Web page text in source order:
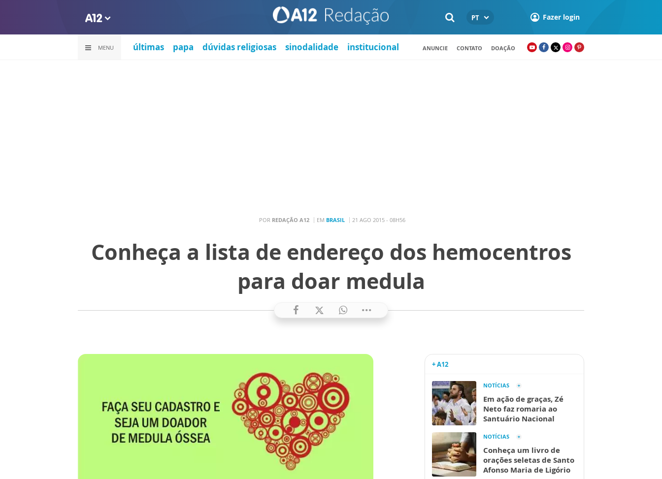
PT Fazer login
MENU últimas papa dúvidas religiosas sinodalidade institucional ANUNCIE CONTATO DOAÇÃO
POR REDAÇÃO A12 EM BRASIL 21 AGO 2015 - 08H56
Conheça a lista de endereço dos hemocentros
para doar medula
+ A12
NOTÍCIAS
Em ação de graças, Zé
Neto faz romaria ao
Santuário Nacional
NOTÍCIAS
Conheça um livro de
orações seletas de Santo
Afonso Maria de Ligório